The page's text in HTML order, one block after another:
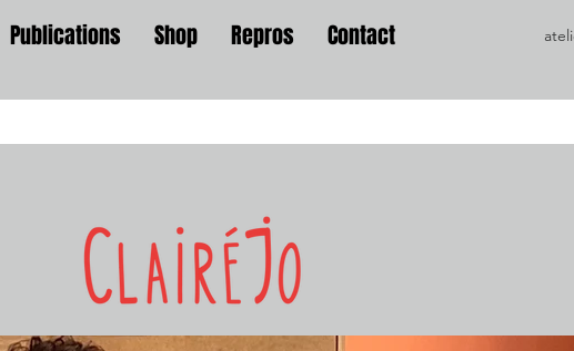
Publications Shop Repros Contact